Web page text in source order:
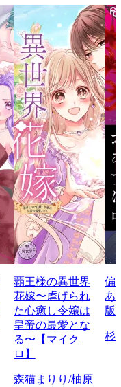
覇王様の異世界
花嫁〜虐げられ
た心癒し令嬢は
皇帝の最愛とな
る〜【マイク
ロ】
森猫まりり/柚原
偏
あ
版
杉